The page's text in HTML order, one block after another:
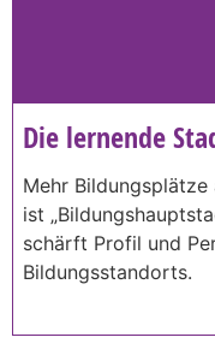
Die lernende
Mehr
ist
schärft Profil und
Bildungsstandorts.